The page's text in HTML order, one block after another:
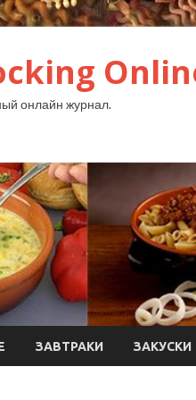
онлайн журнал.
ЗАВТРАКИ ЗАКУСКИ